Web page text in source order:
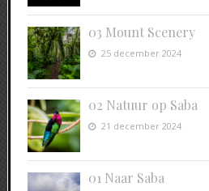
03 Mount Scenery
25 december 2024
02 Natuur op Saba
21 december 2024
01 Naar Saba